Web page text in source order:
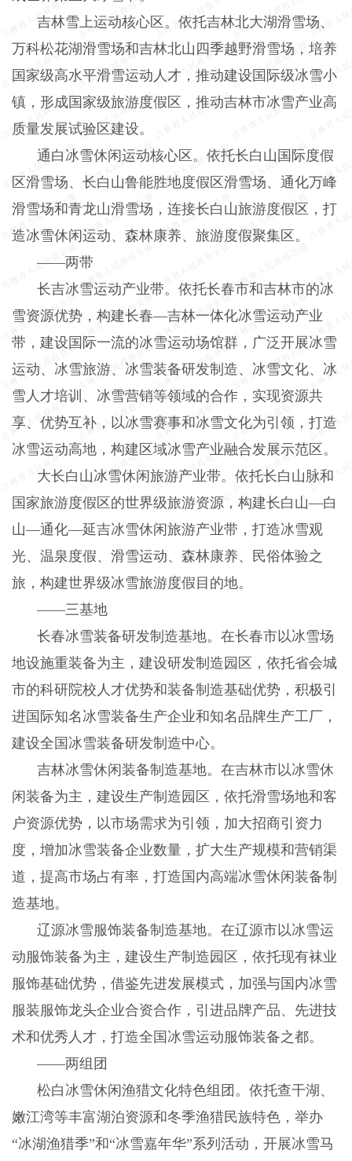
吉林雪上运动核心区。依托吉林北大湖滑雪场、
万科松花湖滑雪场和吉林北山四季越野滑雪场，培养
国家级高水平滑雪运动人才，推动建设国际级冰雪小
镇，形成国家级旅游度假区，推动吉林市冰雪产业高
质量发展试验区建设。
通白冰雪休闲运动核心区。依托长白山国际度假
区滑雪场、长白山鲁能胜地度假区滑雪场、通化万峰
滑雪场和青龙山滑雪场，连接长白山旅游度假区，打
造冰雪休闲运动、森林康养、旅游度假聚集区。
——两带
长吉冰雪运动产业带。依托长春市和吉林市的冰
雪资源优势，构建长春—吉林一体化冰雪运动产业
带，建设国际一流的冰雪运动场馆群，广泛开展冰雪
运动、冰雪旅游、冰雪装备研发制造、冰雪文化、冰
雪人才培训、冰雪营销等领域的合作，实现资源共
享、优势互补，以冰雪赛事和冰雪文化为引领，打造
冰雪运动高地，构建区域冰雪产业融合发展示范区。
大长白山冰雪休闲旅游产业带。依托长白山脉和
国家旅游度假区的世界级旅游资源，构建长白山—白
山—通化—延吉冰雪休闲旅游产业带，打造冰雪观
光、温泉度假、滑雪运动、森林康养、民俗体验之
旅，构建世界级冰雪旅游度假目的地。
——三基地
长春冰雪装备研发制造基地。在长春市以冰雪场
地设施重装备为主，建设研发制造园区，依托省会城
市的科研院校人才优势和装备制造基础优势，积极引
进国际知名冰雪装备生产企业和知名品牌生产工厂，
建设全国冰雪装备研发制造中心。
吉林冰雪休闲装备制造基地。在吉林市以冰雪休
闲装备为主，建设生产制造园区，依托滑雪场地和客
户资源优势，以市场需求为引领，加大招商引资力
度，增加冰雪装备企业数量，扩大生产规模和营销渠
道，提高市场占有率，打造国内高端冰雪休闲装备制
造基地。
辽源冰雪服饰装备制造基地。在辽源市以冰雪运
动服饰装备为主，建设生产制造园区，依托现有袜业
服饰基础优势，借鉴先进发展模式，加强与国内冰雪
服装服饰龙头企业合资合作，引进品牌产品、先进技
术和优秀人才，打造全国冰雪运动服饰装备之都。
——两组团
松白冰雪休闲渔猎文化特色组团。依托查干湖、
嫩江湾等丰富湖泊资源和冬季渔猎民族特色，举办
“冰湖渔猎季”和“冰雪嘉年华”系列活动，开展冰雪马